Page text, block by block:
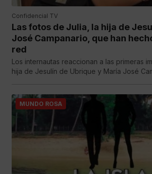
Confidencial TV
Las fotos de Julia, la hija de
José Campanario, que han
red
Los internautas reaccionan a las primeras
hija de Jesulín de Ubrique y María José
MUNDO ROSA